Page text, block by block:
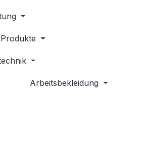
Arbeitsbekleidung